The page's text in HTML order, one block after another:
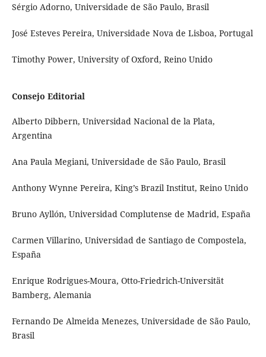
Sérgio Adorno, Universidade de São Paulo, Brasil
José Esteves Pereira, Universidade Nova de Lisboa, Portugal
Timothy Power, University of Oxford, Reino Unido
Consejo Editorial
Alberto Dibbern, Universidad Nacional de la Plata,
Argentina
Ana Paula Megiani, Universidade de São Paulo, Brasil
Anthony Wynne Pereira, King’s Brazil Institut, Reino Unido
Bruno Ayllón, Universidad Complutense de Madrid, España
Carmen Villarino, Universidad de Santiago de Compostela,
España
Enrique Rodrigues-Moura, Otto-Friedrich-Universität
Bamberg, Alemania
Fernando De Almeida Menezes, Universidade de São Paulo,
Brasil